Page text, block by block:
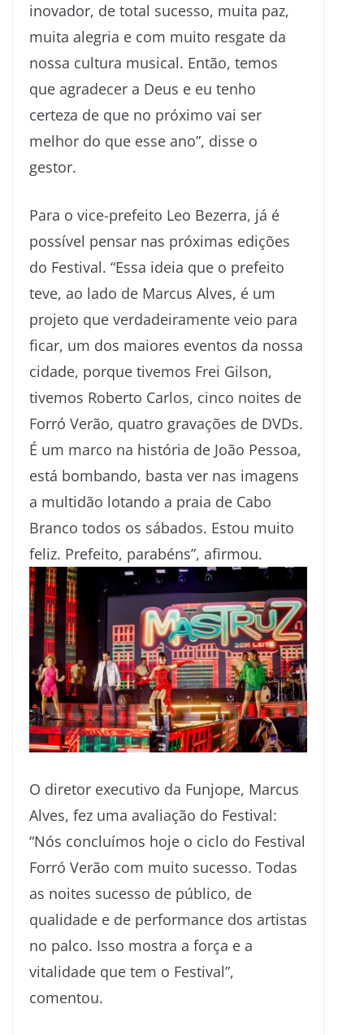
inovador, de total sucesso, muita paz,
muita alegria e com muito resgate da
nossa cultura musical. Então, temos
que agradecer a Deus e eu tenho
certeza de que no próximo vai ser
melhor do que esse ano”, disse o
gestor.
Para o vice-prefeito Leo Bezerra, já é
possível pensar nas próximas edições
do Festival. “Essa ideia que o prefeito
teve, ao lado de Marcus Alves, é um
projeto que verdadeiramente veio para
ficar, um dos maiores eventos da nossa
cidade, porque tivemos Frei Gilson,
tivemos Roberto Carlos, cinco noites de
Forró Verão, quatro gravações de DVDs.
É um marco na história de João Pessoa,
está bombando, basta ver nas imagens
a multidão lotando a praia de Cabo
Branco todos os sábados. Estou muito
feliz. Prefeito, parabéns”, afirmou.
O diretor executivo da Funjope, Marcus
Alves, fez uma avaliação do Festival:
“Nós concluímos hoje o ciclo do Festival
Forró Verão com muito sucesso. Todas
as noites sucesso de público, de
qualidade e de performance dos artistas
no palco. Isso mostra a força e a
vitalidade que tem o Festival”,
comentou.